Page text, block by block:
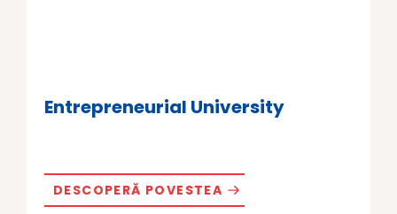
Entrepreneurial University
DESCOPERĂ POVESTEA